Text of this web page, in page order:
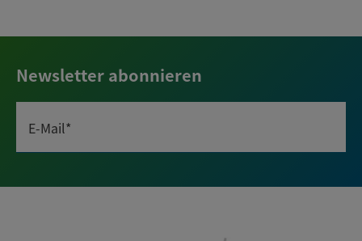
Newsletter abonnieren
E-Mail*